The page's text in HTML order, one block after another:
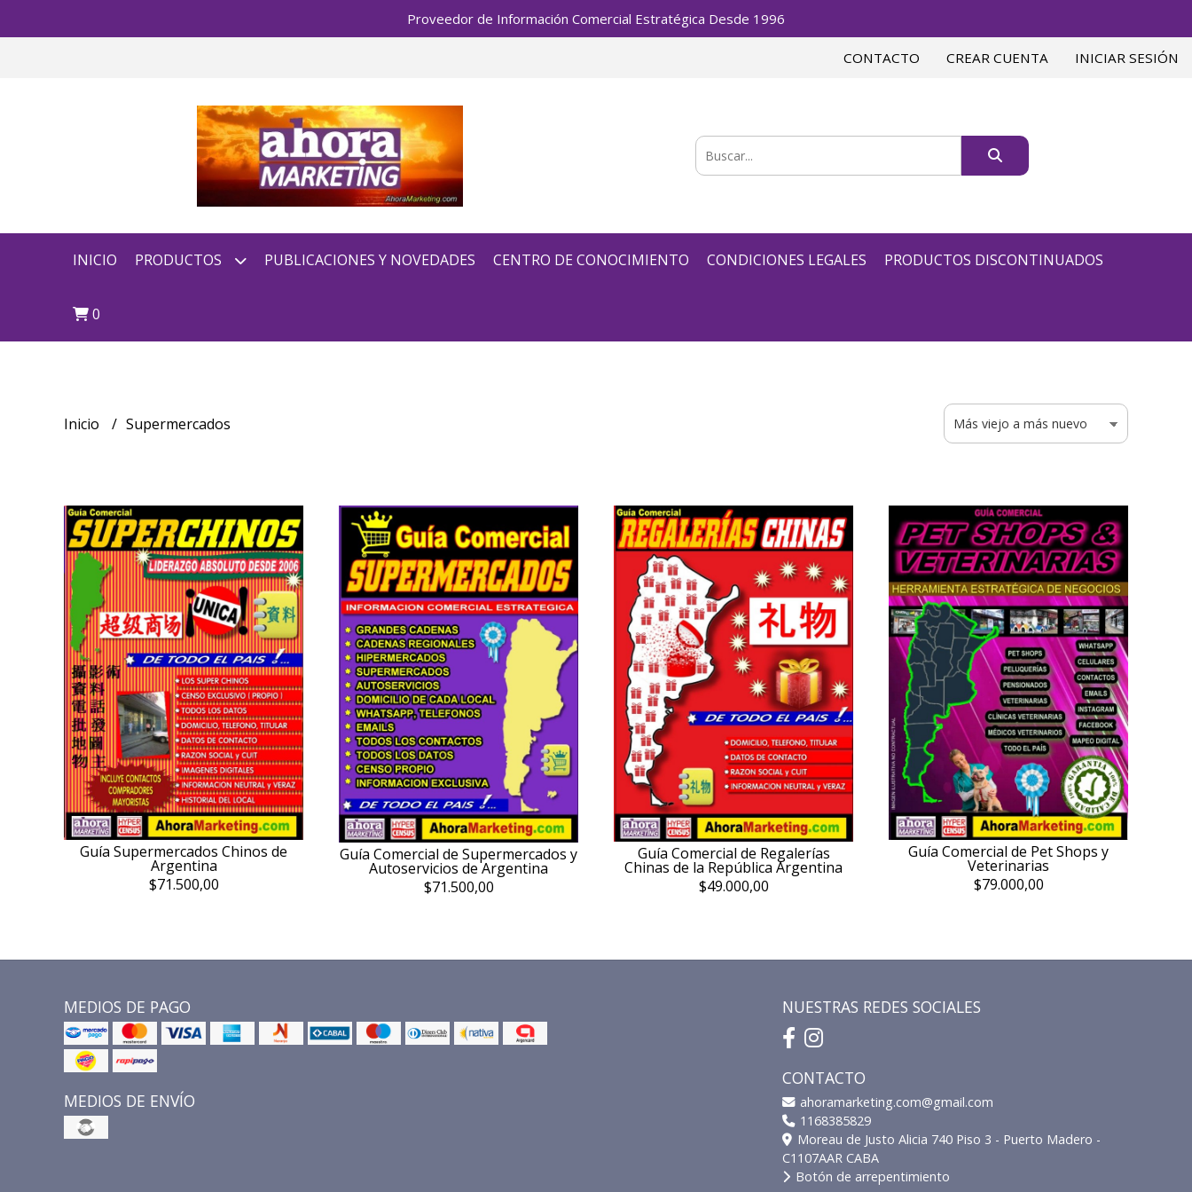
Proveedor de Información Comercial Estratégica Desde 1996
CONTACTO CREAR CUENTA INICIAR SESIÓN
INICIO PRODUCTOS PUBLICACIONES Y NOVEDADES CENTRO DE CONOCIMIENTO CONDICIONES LEGALES PRODUCTOS DISCONTINUADOS
0
Inicio Supermercados
Guía Supermercados Chinos de
Argentina
$71.500,00
Guía Comercial de Supermercados y
Autoservicios de Argentina
$71.500,00
Guía Comercial de Regalerías
Chinas de la República Argentina
$49.000,00
Guía Comercial de Pet Shops y
Veterinarias
$79.000,00
MEDIOS DE PAGO
MEDIOS DE ENVÍO
NUESTRAS REDES SOCIALES
CONTACTO
ahoramarketing.com@gmail.com
1168385829
Moreau de Justo Alicia 740 Piso 3 - Puerto Madero -
C1107AAR CABA
Botón de arrepentimiento